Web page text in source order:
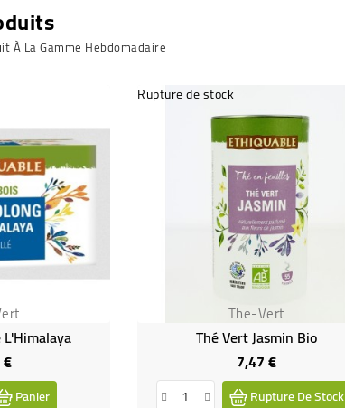
À La Gamme Hebdomadaire
Prix
Panier
Rupture de stock
The-Vert
Thé Vert Jasmin Bio
7,47 €Prix
Rupture De Stock